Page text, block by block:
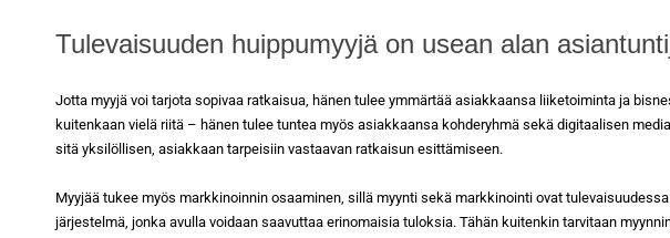
Tulevaisuuden huippumyyjä on usean alan
Jotta myyjä voi tarjota sopivaa ratkaisua, hänen tulee ymmärtää asiakkaansa liiketoiminta ja
kuitenkaan vielä riitä – hänen tulee tuntea myös asiakkaansa kohderyhmä sekä digitaalisen
sitä yksilöllisen, asiakkaan tarpeisiin vastaavan ratkaisun esittämiseen.
Myyjää tukee myös markkinoinnin osaaminen, sillä myynti sekä markkinointi ovat
järjestelmä, jonka avulla voidaan saavuttaa erinomaisia tuloksia. Tähän kuitenkin tarvitaan